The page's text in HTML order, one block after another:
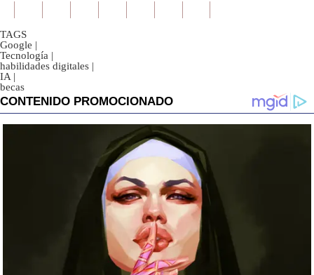
TAGS
Google |
Tecnología |
habilidades digitales |
IA |
becas